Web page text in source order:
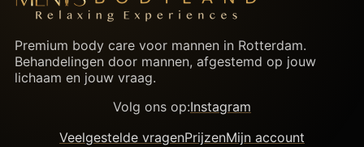
Premium body care voor mannen in Rotterdam.
Behandelingen door mannen, afgestemd op jouw
lichaam en jouw vraag.
Volg ons op:Instagram
Veelgestelde vragenPrijzenMijn account